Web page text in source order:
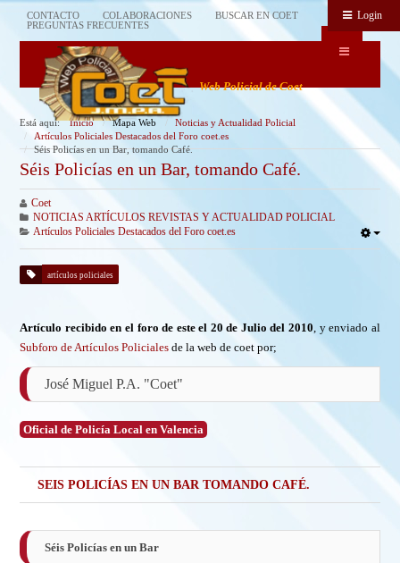
CONTACTO COLABORACIONES
BUSCAR EN COET
PREGUNTAS FRECUENTES
Login
Web Policial de Coet
Está aquí: Inicio Mapa Web
Noticias y Actualidad Policial
Artículos Policiales Destacados del Foro coet.es
Séis Policías en un Bar, tomando Café.
Séis Policías en un Bar, tomando Café.
Coet
NOTICIAS ARTÍCULOS REVISTAS Y ACTUALIDAD POLICIAL
Artículos Policiales Destacados del Foro coet.es
artículos policiales
Artículo recibido en el foro de este el 20 de Julio del 2010, y enviado al
Subforo de Artículos Policiales de la web de coet por;
José Miguel P.A. "Coet"
Oficial de Policía Local en Valencia
SEIS POLICÍAS EN UN BAR TOMANDO CAFÉ.
Séis Policías en un Bar